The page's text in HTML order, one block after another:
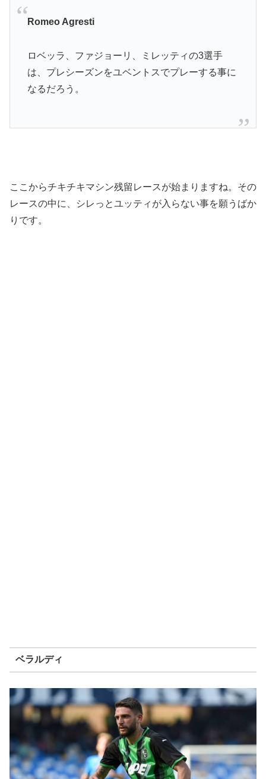
Romeo Agresti
ロベッラ、ファジョーリ、ミレッティの3選手
は、プレシーズンをユベントスでプレーする事に
なるだろう。
ここからチキチキマシン残留レースが始まりますね。その
レースの中に、シレっとユッティが入らない事を願うばか
りです。
ベラルディ